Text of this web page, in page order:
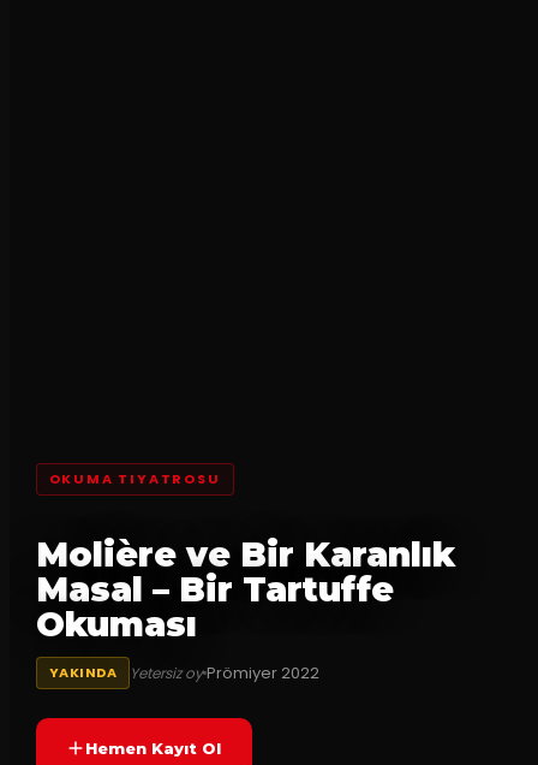
OKUMA TIYATROSU
Molière ve Bir Karanlık
Masal – Bir Tartuffe
Okuması
YAKINDA Yetersiz oyPrömiyer 2022
Hemen Kayıt Ol